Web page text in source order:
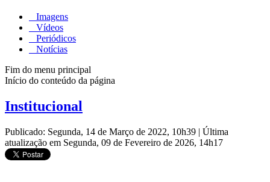
Imagens
Vídeos
Periódicos
Notícias
Fim do menu principal
Início do conteúdo da página
Institucional
Publicado: Segunda, 14 de Março de 2022, 10h39 | Última
atualização em Segunda, 09 de Fevereiro de 2026, 14h17